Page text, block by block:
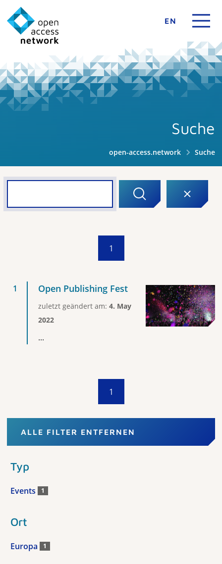
EN
Suche
open-access.network Suche
1
Open Publishing Fest
zuletzt geändert am: 4. May
2022
...
1
ALLE FILTER ENTFERNEN
Typ
Events 1
Ort
Europa 1